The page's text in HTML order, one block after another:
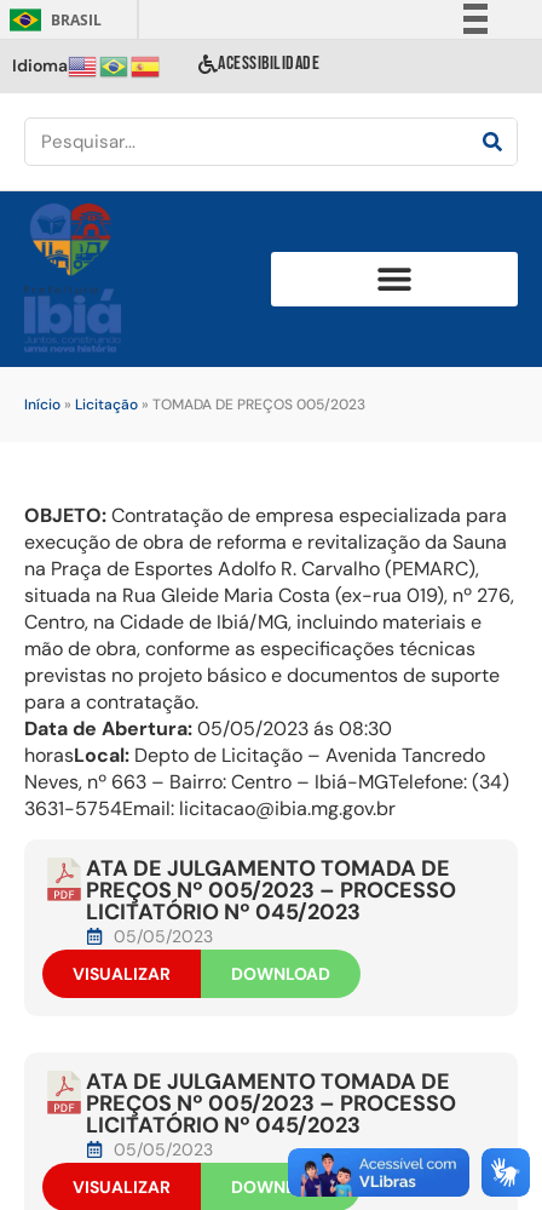
BRASIL
Comunica BR
Acesso à informação
Idioma ACESSIBILIDADE
Início » Licitação » TOMADA DE PREÇOS 005/2023
OBJETO:Contratação de empresa especializada para
execução de obra de reforma e revitalização da Sauna
na Praça de Esportes Adolfo R. Carvalho (PEMARC),
situada na Rua Gleide Maria Costa (ex-rua 019), nº 276,
Centro, na Cidade de Ibiá/MG, incluindo materiais e
mão de obra, conforme as especificações técnicas
previstas no projeto básico e documentos de suporte
para a contratação.
Data de Abertura:05/05/2023 ás 08:30
horasLocal: Depto de Licitação – Avenida Tancredo
Neves, nº 663 – Bairro: Centro – Ibiá-MGTelefone: (34)
3631-5754Email: licitacao@ibia.mg.gov.br
ATA DE JULGAMENTO TOMADA DE
PREÇOS Nº 005/2023 – PROCESSO
LICITATÓRIO Nº 045/2023
05/05/2023
VISUALIZAR
DOWNLOAD
ATA DE JULGAMENTO TOMADA DE
PREÇOS Nº 005/2023 – PROCESSO
LICITATÓRIO Nº 045/2023
05/05/2023
VISUALIZAR
DOWNLOAD